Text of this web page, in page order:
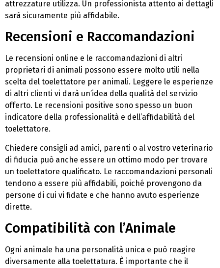
attrezzature utilizza. Un professionista attento ai dettagli
sarà sicuramente più affidabile.
Recensioni e Raccomandazioni
Le recensioni online e le raccomandazioni di altri
proprietari di animali possono essere molto utili nella
scelta del toelettatore per animali. Leggere le esperienze
di altri clienti vi darà un’idea della qualità del servizio
offerto. Le recensioni positive sono spesso un buon
indicatore della professionalità e dell’affidabilità del
toelettatore.
Chiedere consigli ad amici, parenti o al vostro veterinario
di fiducia può anche essere un ottimo modo per trovare
un toelettatore qualificato. Le raccomandazioni personali
tendono a essere più affidabili, poiché provengono da
persone di cui vi fidate e che hanno avuto esperienze
dirette.
Compatibilità con l’Animale
Ogni animale ha una personalità unica e può reagire
diversamente alla toelettatura. È importante che il